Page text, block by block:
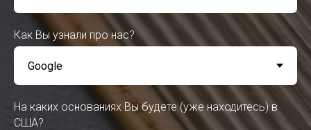
Как Вы узнали про нас?
На каких основаниях Вы будете (уже находитесь) в
США?